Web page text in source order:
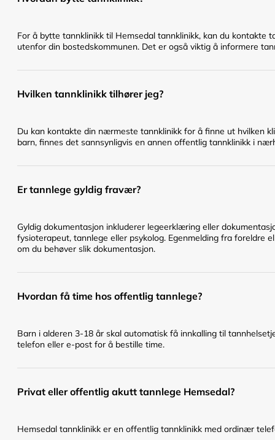
For å bytte tannklinikk til Hemsedal tannklinikk, kan du
utenfor din bostedskommunen. Det er også viktig å informere
Hvilken tannklinikk tilhører jeg?
Du kan kontakte din nærmeste tannklinikk for å finne ut hvilken
barn, finnes det sannsynligvis en annen offentlig tannklinikk i
Er tannlege gyldig fravær?
Gyldig dokumentasjon inkluderer legeerklæring eller
fysioterapeut, tannlege eller psykolog. Egenmelding fra foreldre
om du behøver slik dokumentasjon.
Hvordan få time hos offentlig tannlege?
Barn i alderen 3-18 år skal automatisk få innkalling til
telefon eller e-post for å bestille time.
Privat eller offentlig akutt tannlege Hemsedal?
Hemsedal tannklinikk er en offentlig tannklinikk med ordinær